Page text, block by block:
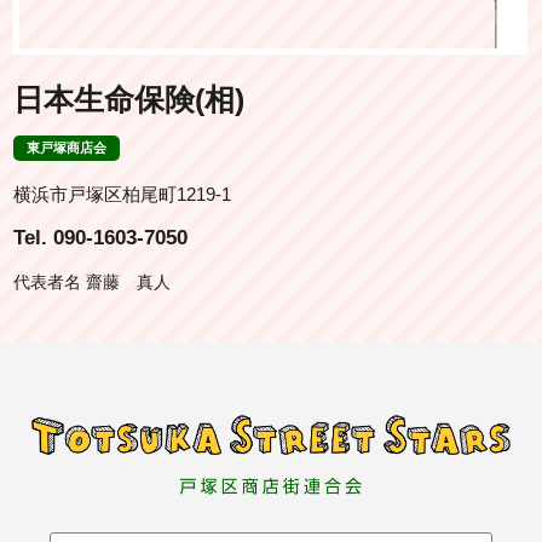
日本生命保険(相)
東戸塚商店会
横浜市戸塚区柏尾町1219-1
Tel. 090-1603-7050
代表者名 齋藤 真人